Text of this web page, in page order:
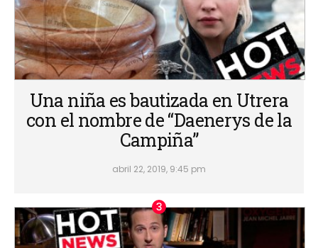
Una niña es bautizada en Utrera
con el nombre de “Daenerys de la
Campiña”
abril 22, 2019, 9:45 pm